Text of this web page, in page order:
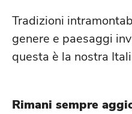
Tradizioni
genere e paesaggi
questa è la nostra
Rimani sempre